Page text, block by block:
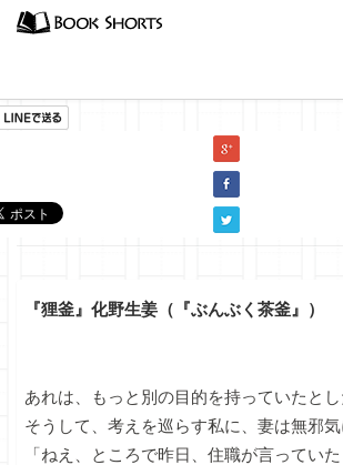
『狸釜』化野生姜（『ぶんぶく茶釜』）
あれは、もっと別の目的を持っていたと
そうして、考えを巡らす私に、妻は無邪気
「ねえ、ところで昨日、住職が言ってい